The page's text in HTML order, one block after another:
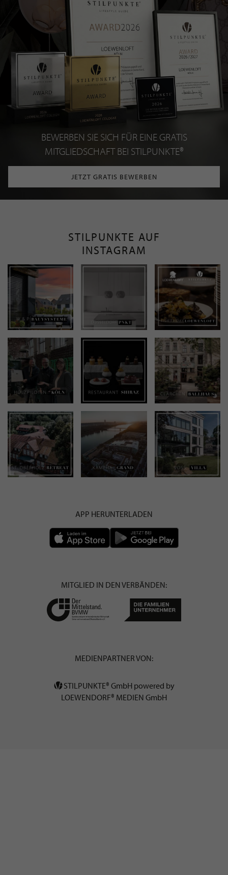
BEWERBEN SIE SICH FÜR EINE GRATIS
MITGLIEDSCHAFT BEI STILPUNKTE®
JETZT GRATIS BEWERBEN
STILPUNKTE AUF
INSTAGRAM
APP HERUNTERLADEN
MITGLIED IN DEN VERBÄNDEN:
MEDIENPARTNER VON:
STILPUNKTE® GmbH powered by
LOEWENDORF® MEDIEN GmbH